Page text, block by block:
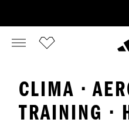
CLIMA ·
TRAINING ·